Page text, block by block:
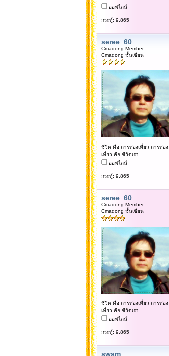
ออฟไลน์
กระทู้: 9,865
seree_60
Cmadong Member
Cmadong ชั้นเซียน
ชีวิต คือ การท่องเที่ยว การท่อง
เที่ยว คือ ชีวิตเรา
ออฟไลน์
กระทู้: 9,865
seree_60
Cmadong Member
Cmadong ชั้นเซียน
ชีวิต คือ การท่องเที่ยว การท่อง
เที่ยว คือ ชีวิตเรา
ออฟไลน์
กระทู้: 9,865
swsm